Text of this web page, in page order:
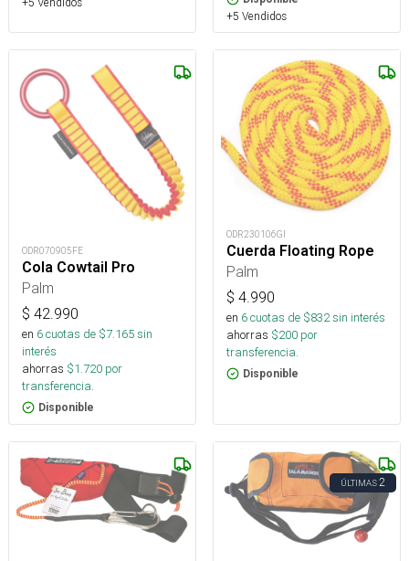
+5 Vendidos
ODR070905FE
Cola Cowtail Pro
Palm
$ 42.990
en 6cuotas de $7.165sin
interés
ahorras $1.720 por
transferencia.
Disponible
ODR230106GI
Cuerda Floating Rope
Palm
$ 4.990
en 6cuotas de $832sin interés
ahorras $200 por
transferencia.
Disponible
ÚLTIMAS2